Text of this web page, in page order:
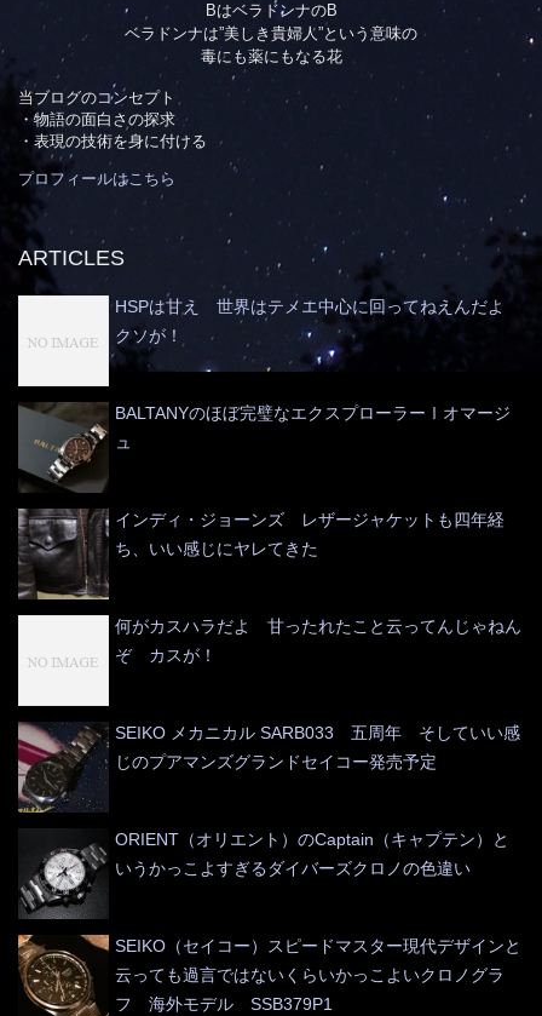
BはベラドンナのB
ベラドンナは”美しき貴婦人”という意味の
毒にも薬にもなる花
当ブログのコンセプト
・物語の面白さの探求
・表現の技術を身に付ける
プロフィールはこちら
ARTICLES
HSPは甘え 世界はテメエ中心に回ってねえんだよ
クソが！
BALTANYのほぼ完璧なエクスプローラーⅠオマージ
ュ
インディ・ジョーンズ レザージャケットも四年経
ち、いい感じにヤレてきた
何がカスハラだよ 甘ったれたこと云ってんじゃねん
ぞ カスが！
SEIKO メカニカル SARB033 五周年 そしていい感
じのプアマンズグランドセイコー発売予定
ORIENT（オリエント）のCaptain（キャプテン）と
いうかっこよすぎるダイバーズクロノの色違い
SEIKO（セイコー）スピードマスター現代デザインと
云っても過言ではないくらいかっこよいクロノグラ
フ 海外モデル SSB379P1